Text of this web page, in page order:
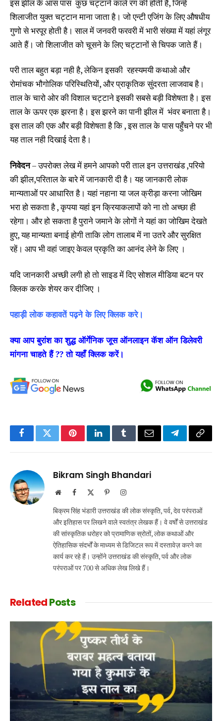
इस झील के आस पास कुछ चट्टानें काले रंग की होती है, जिन्हें
शिलाजीत युक्त चट्टान माना जाता है। जो एन्टी एजिंग के लिए औषधीय
गुणो से भरपूर होती है। साल में जनवरी फरवरी में भारी संख्या में यहां लंगूर
आते हैं। जो शिलाजीत को चूसने के लिए चट्टानों से चिपक जाते हैं।
परी ताल बहुत बड़ा नही है, लेकिन इसकी रहस्यमयी कथाओ और
रोमांचक भौगोलिक परिस्थितियों, और प्राकृतिक सुंदरता लाजवाब है।
ताल के चारो ओर की विशाल चट्टाने इसकी सबसे बड़ी विशेषता है। इस
ताल के ऊपर एक झरना है। इस झरने का पानी झील में भंवर बनाता है।
इस ताल की एक और बड़ी विशेषता है कि , इस ताल के पास पहुँचने पर भी
यह ताल नही दिखाई देता है।
निवेदन– उपरोक्त लेख में हमने आपको परी ताल इन उत्तराखंड ,परियो
की झील,परिताल के बारे में जानकारी दी है। यह जानकारी लोक
मान्यताओं पर आधारित है। यहां नहाना या जल क्रीड़ा करना जोखिम
भरा हो सकता है , कृपया यहां इन क्रियाकलापों को ना तो अच्छा ही
रहेगा। और हो सकता है पुराने जमाने के लोगों ने यहां का जोखिम देखते
हुए, यह मान्यता बनाई होगी ताकि लोग तालाब में ना उतरे और सुरक्षित
रहें। आप भी वहां जाइए केवल प्रकृति का आनंद लेने के लिए ।
यदि जानकारी अच्छी लगी हो तो साइड में दिए सोशल मीडिया बटन पर
क्लिक करके शेयर कर दीजिए ।
पहाड़ी लोक कहावतें पढ़ने के लिए क्लिक करे।
क्या आप बुरांश का शुद्ध ऑर्गेनिक जूस ऑनलाइन कॅश ऑन डिलेवरी
मांगना चाहते हैं ?? तो यहाँ क्लिक करें।
FacebookTwitterPinterestLinkedInTumblrEmail TelegramCopy
Bikram Singh Bhandari
WebsiteFacebook PinterestInstagram
बिक्रम सिंह भंडारी उत्तराखंड की लोक संस्कृति, पर्व, देव परंपराओं
और इतिहास पर लिखने वाले स्वतंत्र लेखक हैं। वे वर्षों से उत्तराखंड
की सांस्कृतिक धरोहर को प्रामाणिक स्रोतों, लोक कथाओं और
ऐतिहासिक संदर्भों के माध्यम से डिजिटल रूप में दस्तावेज़ करने का
कार्य कर रहे हैं। उन्होंने उत्तराखंड की संस्कृति, पर्व और लोक
परंपराओं पर 700 से अधिक लेख लिखे हैं।
RelatedPosts